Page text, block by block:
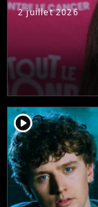
2 juillet 2026
player2